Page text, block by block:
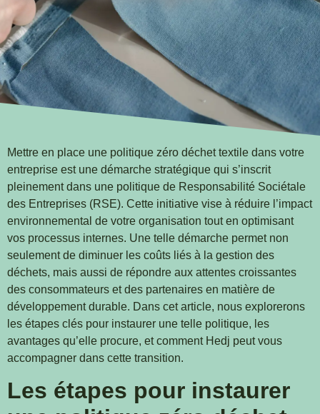
Mettre en place une politique zéro déchet textile dans votre
entreprise est une démarche stratégique qui s’inscrit
pleinement dans une politique de Responsabilité Sociétale
des Entreprises (RSE). Cette initiative vise à réduire l’impact
environnemental de votre organisation tout en optimisant
vos processus internes. Une telle démarche permet non
seulement de diminuer les coûts liés à la gestion des
déchets, mais aussi de répondre aux attentes croissantes
des consommateurs et des partenaires en matière de
développement durable. Dans cet article, nous explorerons
les étapes clés pour instaurer une telle politique, les
avantages qu’elle procure, et comment Hedj peut vous
accompagner dans cette transition.
Les étapes pour instaurer